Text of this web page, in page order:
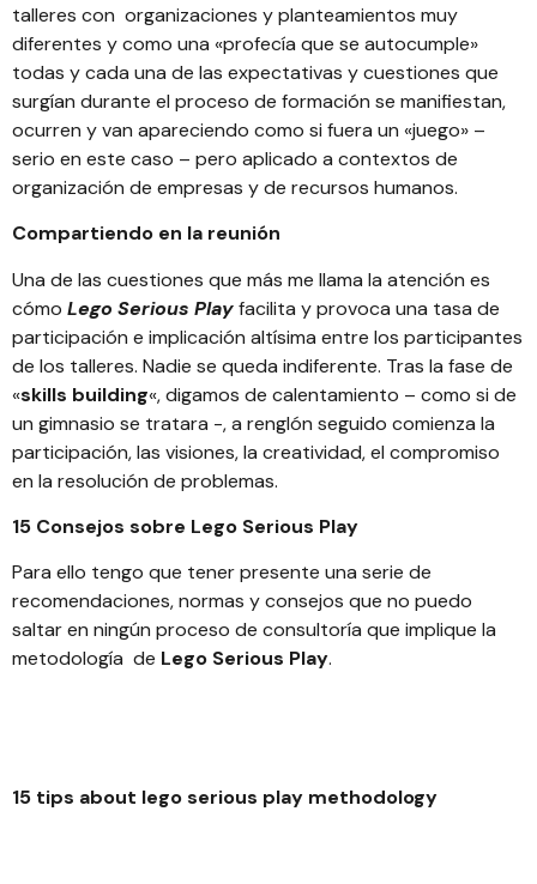
talleres con organizaciones y planteamientos muy
diferentes y como una «profecía que se autocumple»
todas y cada una de las expectativas y cuestiones que
surgían durante el proceso de formación se manifiestan,
ocurren y van apareciendo como si fuera un «juego» –
serio en este caso – pero aplicado a contextos de
organización de empresas y de recursos humanos.
Compartiendo en la reunión
Una de las cuestiones que más me llama la atención es
cómo Lego Serious Playfacilita y provoca una tasa de
participación e implicación altísima entre los participantes
de los talleres. Nadie se queda indiferente. Tras la fase de
«skills building«, digamos de calentamiento – como si de
un gimnasio se tratara -, a renglón seguido comienza la
participación, las visiones, la creatividad, el compromiso
en la resolución de problemas.
15 Consejos sobre Lego Serious Play
Para ello tengo que tener presente una serie de
recomendaciones, normas y consejos que no puedo
saltar en ningún proceso de consultoría que implique la
metodología de Lego Serious Play.
15 tips about lego serious play methodology